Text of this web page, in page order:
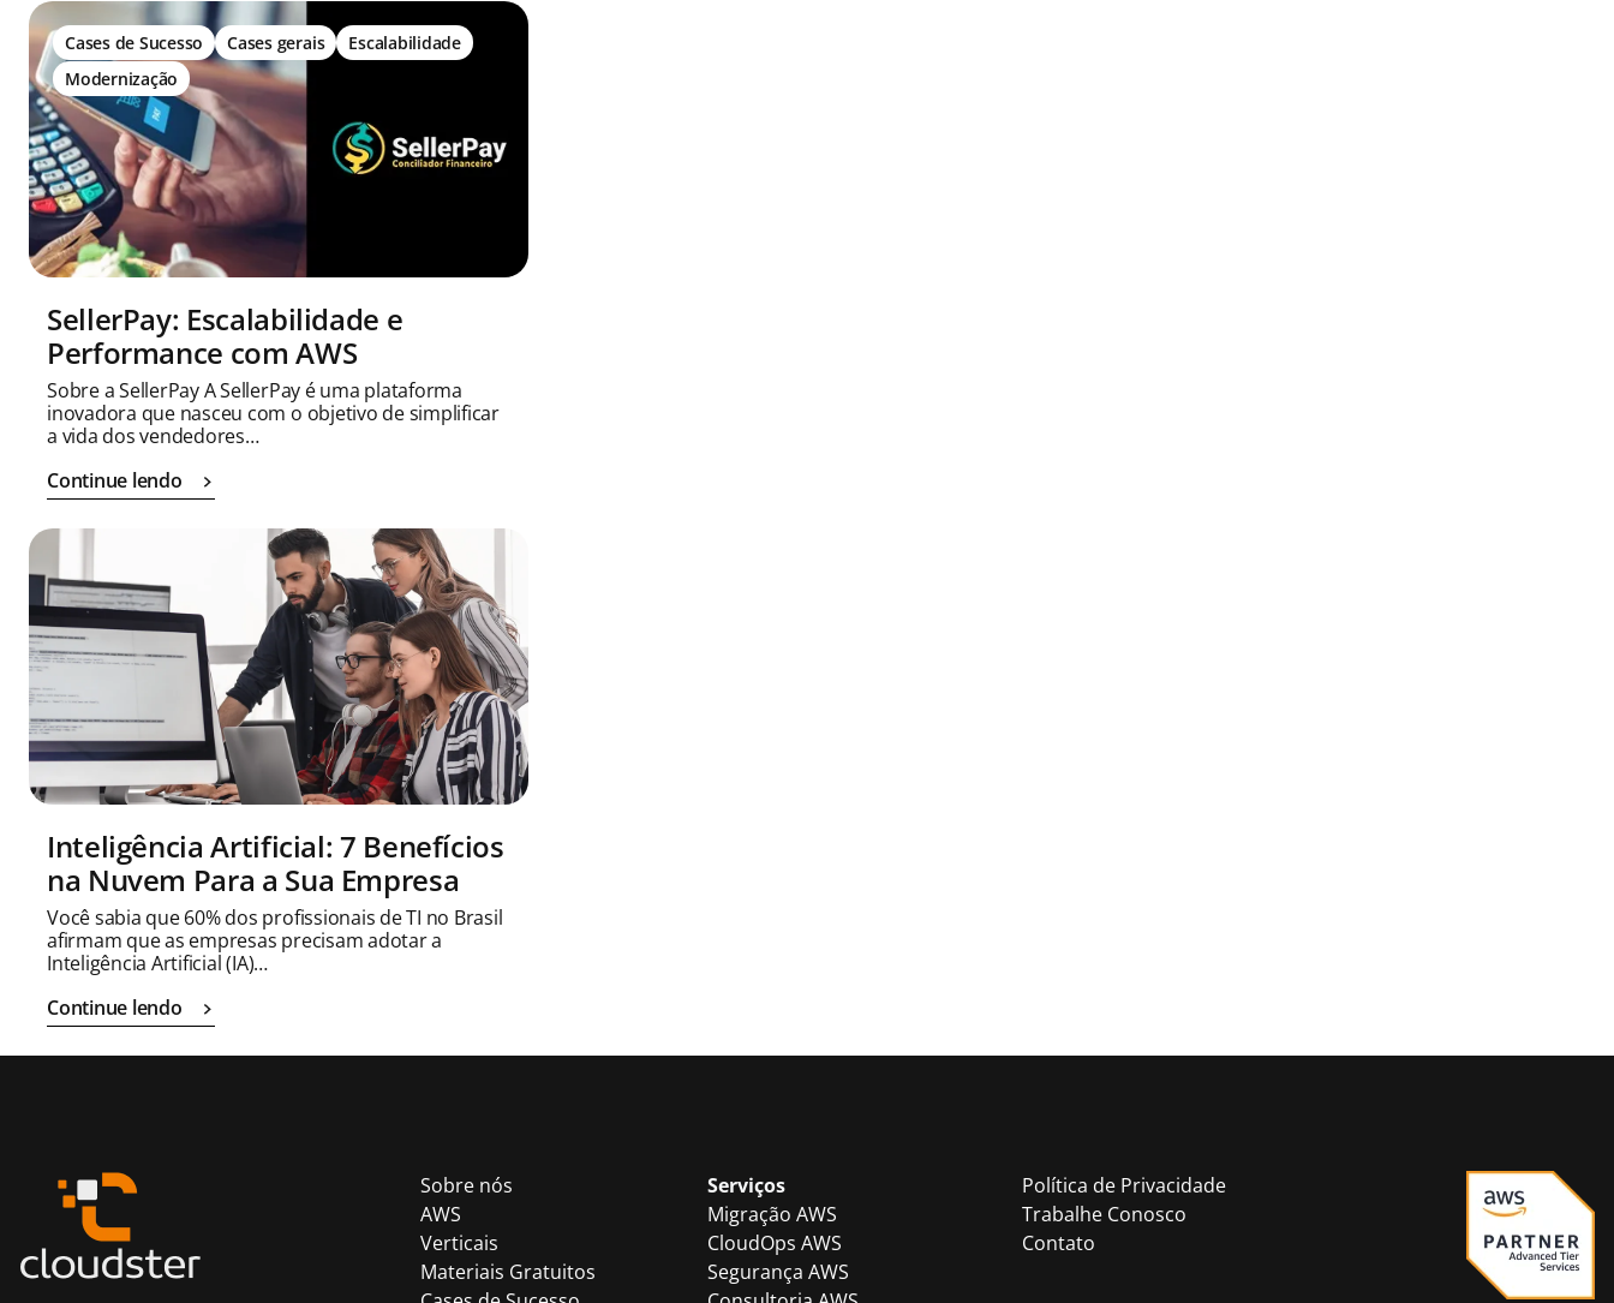
Cases de Sucesso Cases gerais
Escalabilidade
Modernização
SellerPay: Escalabilidade e
Performance com AWS
Sobre a SellerPay A SellerPay é uma plataforma
inovadora que nasceu com o objetivo de simplificar
a vida dos vendedores…
Continue lendo
Inteligência Artificial: 7 Benefícios
na Nuvem Para a Sua Empresa
Você sabia que 60% dos profissionais de TI no Brasil
afirmam que as empresas precisam adotar a
Inteligência Artificial (IA)…
Continue lendo
Sobre nós
AWS
Verticais
Materiais Gratuitos
Serviços
Migração AWS
CloudOps AWS
Segurança AWS
Política de Privacidade
Trabalhe Conosco
Contato